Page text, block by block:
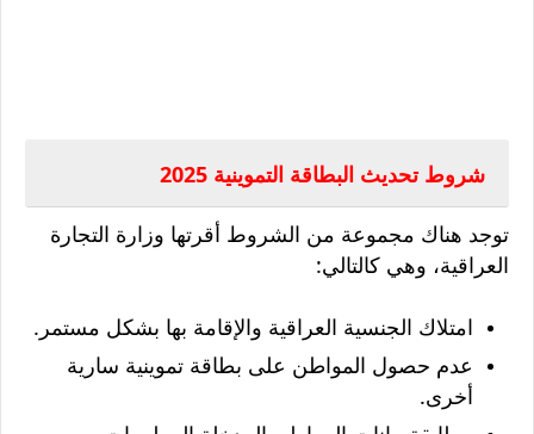
شروط تحديث البطاقة التموينية 2025
توجد هناك مجموعة من الشروط أقرتها وزارة التجارة
العراقية، وهي كالتالي:
امتلاك الجنسية العراقية والإقامة بها بشكل مستمر.
عدم حصول المواطن على بطاقة تموينية سارية
أخرى.